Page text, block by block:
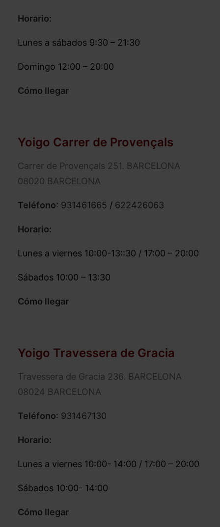
Horario:
Lunes a sábados 9:30 – 21:30
Domingo 12:00 – 20:00
Cómo llegar
Yoigo Carrer de Provençals
Carrer de Provençals 251. BARCELONA
08020 BARCELONA
Teléfono: 931461665 / 622426063
Horario:
Lunes a viernes 10:00-13::30 / 17:00 – 20:00
Sábados 10:00 – 13:30
Cómo llegar
Yoigo Travessera de Gracia
Travessera de Gracia 236. BARCELONA
08024 BARCELONA
Teléfono: 931467130
Horario:
Lunes a viernes 10:00- 14:00 / 17:00 – 20:00
Sábados 10:00- 14:00
Cómo llegar